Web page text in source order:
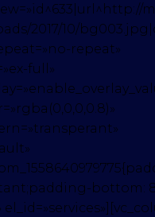
2017/10/
repeat»
full»
bottom: